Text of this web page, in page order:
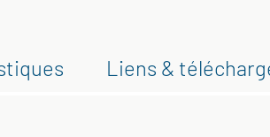
Liens &